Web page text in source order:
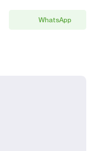
WhatsApp